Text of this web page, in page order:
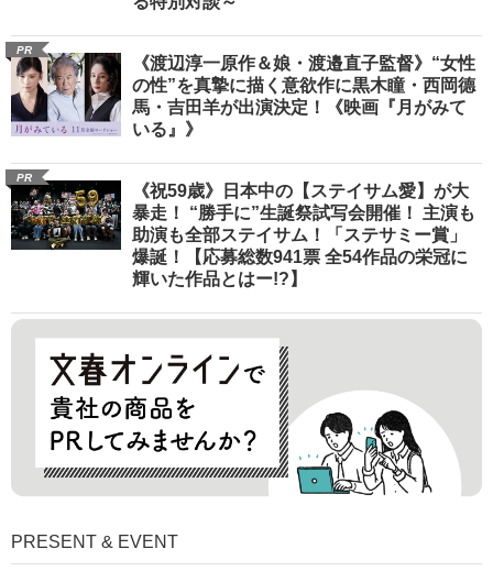
PR
《渡辺淳一原作＆娘・渡邉直子監督》“女性
の性”を真摯に描く意欲作に黒木瞳・西岡德
馬・吉田羊が出演決定！《映画『月がみて
いる』》
PR
《祝59歳》日本中の【ステイサム愛】が大
暴走！ “勝手に”生誕祭試写会開催！ 主演も
助演も全部ステイサム！「ステサミー賞」
爆誕！【応募総数941票 全54作品の栄冠に
輝いた作品とはー!?】
PRESENT & EVENT